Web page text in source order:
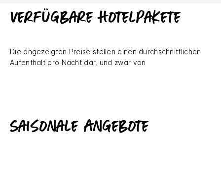
Verfügbare Hotelpakete
Die angezeigten Preise stellen einen durchschnittlichen
Aufenthalt pro Nacht dar, und zwar von
Saisonale Angebote